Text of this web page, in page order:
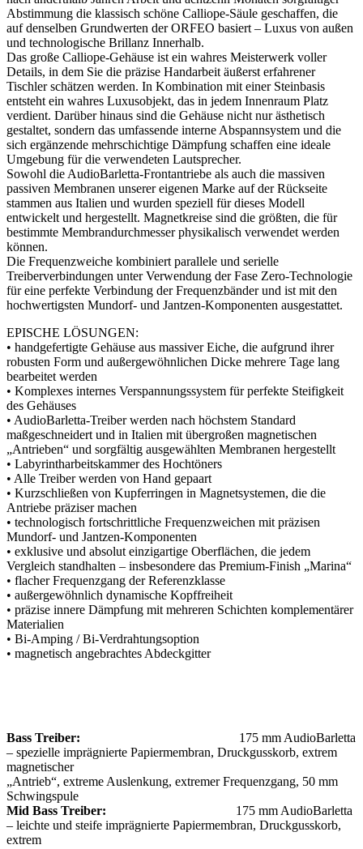
Abstimmung die klassisch schöne Calliope-Säule geschaffen, die
auf denselben Grundwerten der ORFEO basiert – Luxus von außen
und technologische Brillanz Innerhalb.
Das große Calliope-Gehäuse ist ein wahres Meisterwerk voller
Details, in dem Sie die präzise Handarbeit äußerst erfahrener
Tischler schätzen werden. In Kombination mit einer Steinbasis
entsteht ein wahres Luxusobjekt, das in jedem Innenraum Platz
verdient. Darüber hinaus sind die Gehäuse nicht nur ästhetisch
gestaltet, sondern das umfassende interne Abspannsystem und die
sich ergänzende mehrschichtige Dämpfung schaffen eine ideale
Umgebung für die verwendeten Lautsprecher.
Sowohl die AudioBarletta-Frontantriebe als auch die massiven
passiven Membranen unserer eigenen Marke auf der Rückseite
stammen aus Italien und wurden speziell für dieses Modell
entwickelt und hergestellt. Magnetkreise sind die größten, die für
bestimmte Membrandurchmesser physikalisch verwendet werden
können.
Die Frequenzweiche kombiniert parallele und serielle
Treiberverbindungen unter Verwendung der Fase Zero-Technologie
für eine perfekte Verbindung der Frequenzbänder und ist mit den
hochwertigsten Mundorf- und Jantzen-Komponenten ausgestattet.
EPISCHE LÖSUNGEN:
• handgefertigte Gehäuse aus massiver Eiche, die aufgrund ihrer
robusten Form und außergewöhnlichen Dicke mehrere Tage lang
bearbeitet werden
• Komplexes internes Verspannungssystem für perfekte Steifigkeit
des Gehäuses
• AudioBarletta-Treiber werden nach höchstem Standard
maßgeschneidert und in Italien mit übergroßen magnetischen
„Antrieben“ und sorgfältig ausgewählten Membranen hergestellt
• Labyrintharbeitskammer des Hochtöners
• Alle Treiber werden von Hand gepaart
• Kurzschließen von Kupferringen in Magnetsystemen, die die
Antriebe präziser machen
• technologisch fortschrittliche Frequenzweichen mit präzisen
Mundorf- und Jantzen-Komponenten
• exklusive und absolut einzigartige Oberflächen, die jedem
Vergleich standhalten – insbesondere das Premium-Finish „Marina“
• flacher Frequenzgang der Referenzklasse
• außergewöhnlich dynamische Kopffreiheit
• präzise innere Dämpfung mit mehreren Schichten komplementärer
Materialien
• Bi-Amping / Bi-Verdrahtungsoption
• magnetisch angebrachtes Abdeckgitter
Bass Treiber: 175 mm AudioBarletta
– spezielle imprägnierte Papiermembran, Druckgusskorb, extrem
magnetischer
„Antrieb“, extreme Auslenkung, extremer Frequenzgang, 50 mm
Schwingspule
Mid Bass Treiber:
175 mm AudioBarletta
– leichte und steife imprägnierte Papiermembran, Druckgusskorb,
extrem